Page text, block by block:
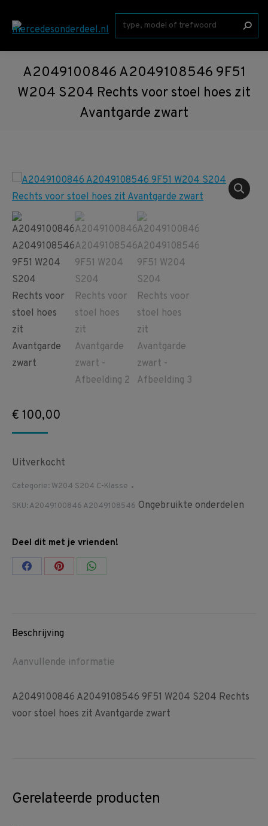
Zoeken:
A2049100846 A2049108546 9F51
W204 S204 Rechts voor stoel hoes zit
Avantgarde zwart
€ 100,00
Uitverkocht
Categorie: W204 S204 C-Klasse
SKU:A2049100846 A2049108546 Ongebruikte onderdelen
Deel dit met je vrienden!
Share Share Share
Beschrijving
Aanvullende informatie
A2049100846 A2049108546 9F51 W204 S204 Rechts
voor stoel hoes zit Avantgarde zwart
Gerelateerde producten